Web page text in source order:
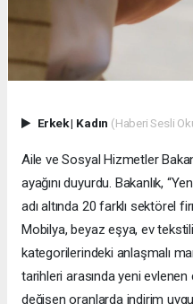
Erkek| Kadın (Haberi Sesli
Aile ve Sosyal Hizmetler
ayağını duyurdu. Bakanlık,
adı altında 20 farklı sektörel
Mobilya, beyaz eşya, ev
kategorilerindeki anlaşmalı
tarihleri arasında yeni
değişen oranlarda indirim